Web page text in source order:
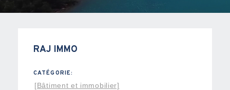
RAJ IMMO
CATÉGORIE:
[Bâtiment et immobilier]